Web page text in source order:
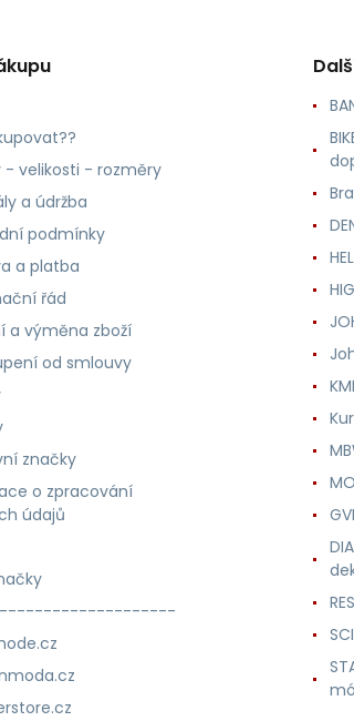
- velikosti - rozměry
a údržba
podmínky
a platba
řád
a výměna zboží
od smlouvy
značky
o zpracování
údajů